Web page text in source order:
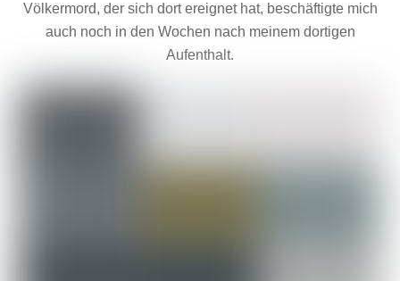
Völkermord, der sich dort ereignet hat, beschäftigte mich
auch noch in den Wochen nach meinem dortigen
Aufenthalt.